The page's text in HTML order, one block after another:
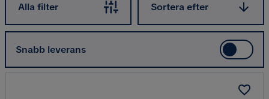
Alla filter
Sortera efter
Snabb leverans